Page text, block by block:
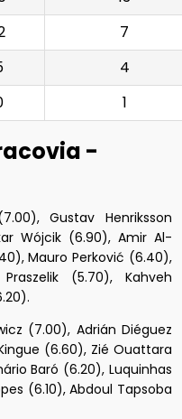
7
4
1
-
Gustav Henriksson
Wójcik (6.90), Amir Al-
Mauro Perković (6.40),
(5.70), Kahveh
(7.00), Adrián Diéguez
(6.60), Zié Ouattara
Baró (6.20), Luquinhas
(6.10), Abdoul Tapsoba